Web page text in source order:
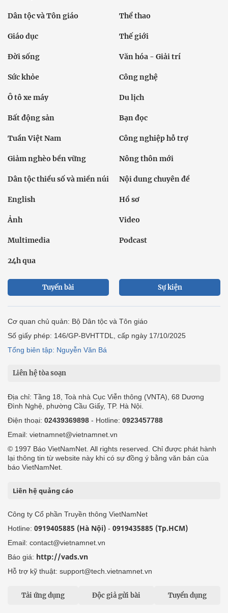
Dân tộc và Tôn giáo Thể thao
Giáo dục Thế giới
Đời sống Văn hóa - Giải trí
Sức khỏe Công nghệ
Ô tô xe máy Du lịch
Bất động sản Bạn đọc
Tuần Việt Nam Công nghiệp hỗ trợ
Giảm nghèo bền vững Nông thôn mới
Dân tộc thiểu số và miền núi Nội dung chuyên đề
English Hồ sơ
Ảnh Video
Multimedia Podcast
24h qua
Tuyến bài Sự kiện
Cơ quan chủ quản: Bộ Dân tộc và Tôn giáo
Số giấy phép: 146/GP-BVHTTDL, cấp ngày 17/10/2025
Tổng biên tập: Nguyễn Văn Bá
Liên hệ tòa soạn
Địa chỉ: Tầng 18, Toà nhà Cục Viễn thông (VNTA), 68 Dương
Đình Nghệ, phường Cầu Giấy, TP. Hà Nội.
Điện thoại: 02439369898 - Hotline: 0923457788
Email: vietnamnet@vietnamnet.vn
© 1997 Báo VietNamNet. All rights reserved. Chỉ được phát hành
lại thông tin từ website này khi có sự đồng ý bằng văn bản của
báo VietNamNet.
Liên hệ quảng cáo
Công ty Cổ phần Truyền thông VietNamNet
Hotline: 0919405885 (Hà Nội) - 0919435885 (Tp.HCM)
Email: contact@vietnamnet.vn
Báo giá: http://vads.vn
Hỗ trợ kỹ thuật: support@tech.vietnamnet.vn
Tải ứng dụng Độc giả gửi bài Tuyển dụng